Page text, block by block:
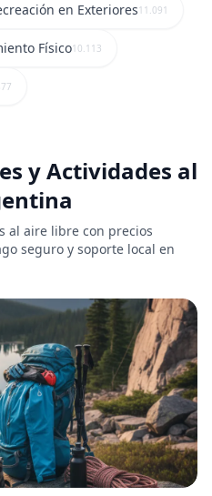
en Exteriores11.091
Físico10.113
y Actividades al
al aire libre con precios
seguro y soporte local en